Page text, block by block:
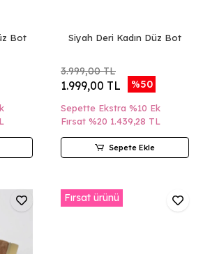
Bot Siyah Deri Kadın Düz Bot
3.999,00 TL
1.999,00 TL %50
Sepette Ekstra %10 Ek
Fırsat %20 1.439,28 TL
Sepete Ekle
Fırsat ürünü